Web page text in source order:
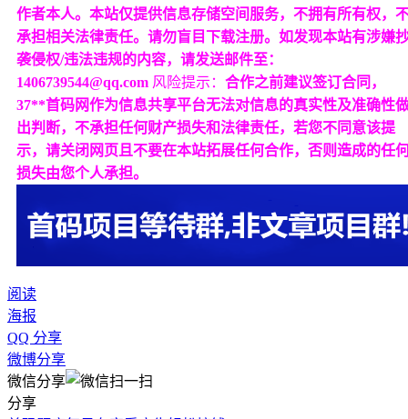
作者本人。本站仅提供信息存储空间服务，不拥有所有权，
承担相关法律责任。请勿盲目下载注册。如发现本站有涉嫌
袭侵权/违法违规的内容，请发送邮件至：
1406739544@qq.com 风险提示： 合作之前建议签订合同，
37**首码网作为信息共享平台无法对信息的真实性及准确性
出判断，不承担任何财产损失和法律责任，若您不同意该提
示，请关闭网页且不要在本站拓展任何合作，否则造成的任
损失由您个人承担。
阅读
海报
QQ 分享
微博分享
微信分享
分享